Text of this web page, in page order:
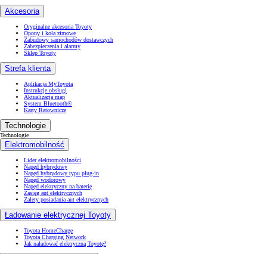
Akcesoria
Oryginalne akcesoria Toyoty
Opony i koła zimowe
Zabudowy samochodów dostawczych
Zabezpieczenia i alarmy
Sklep Toyoty
Strefa klienta
Aplikacja MyToyota
Instrukcje obsługi
Aktualizacja map
System Bluetooth®
Karty Ratownicze
Technologie
Technologie
Elektromobilność
Lider elektromobilności
Napęd hybrydowy
Napęd hybrydowy typu plug-in
Napęd wodorowy
Napęd elektryczny na baterię
Zasięg aut elektrycznych
Zalety posiadania aut elektrycznych
Ładowanie elektrycznej Toyoty
Toyota HomeCharge
Toyota Charging Network
Jak naładować elektryczną Toyotę?